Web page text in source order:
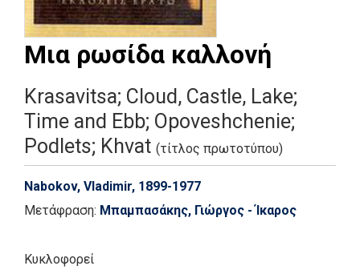
Μια ρωσίδα καλλονή
Krasavitsa; Cloud, Castle, Lake;
Time and Ebb; Opoveshchenie;
Podlets; Khvat (τίτλος πρωτοτύπου)
Nabokov, Vladimir, 1899-1977
Μετάφραση: Μπαμπασάκης, Γιώργος - Ίκαρος
Κυκλοφορεί